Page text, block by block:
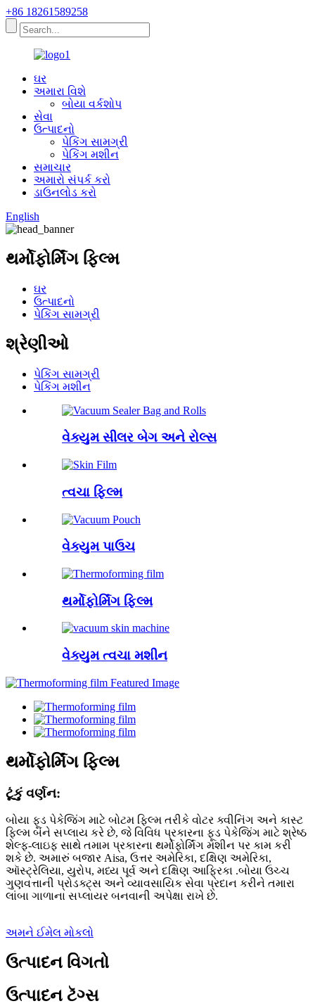
+86 18261589258
ઘર
અમારા વિશે
બોયા વર્કશોપ
સેવા
ઉત્પાદનો
પેકિંગ સામગ્રી
પેકિંગ મશીન
સમાચાર
અમારો સંપર્ક કરો
ડાઉનલોડ કરો
English
થર્મોફોર્મિંગ ફિલ્મ
ઘર
ઉત્પાદનો
પેકિંગ સામગ્રી
શ્રેણીઓ
પેકિંગ સામગ્રી
પેકિંગ મશીન
વેક્યુમ સીલર બેગ અને રોલ્સ
ત્વચા ફિલ્મ
વેક્યુમ પાઉચ
થર્મોફોર્મિંગ ફિલ્મ
વેક્યુમ ત્વચા મશીન
થર્મોફોર્મિંગ ફિલ્મ
ટૂંકું વર્ણન:
બોયા ફૂડ પેકેજિંગ માટે બોટમ ફિલ્મ તરીકે વોટર ક્વીનિંગ અને કાસ્ટ
ફિલ્મ બંને સપ્લાય કરે છે, જે વિવિધ પ્રકારના ફૂડ પેકેજિંગ માટે શ્રેષ્ઠ
શેલ્ફ-લાઇફ સાથે તમામ પ્રકારના થર્મોફોર્મિંગ મશીન પર કામ કરી
શકે છે. અમારું બજાર Aisa, ઉત્તર અમેરિકા, દક્ષિણ અમેરિકા,
ઑસ્ટ્રેલિયા, યુરોપ, મધ્ય પૂર્વ અને દક્ષિણ આફ્રિકા .બોયા ઉચ્ચ
ગુણવત્તાની પ્રોડક્ટ્સ અને વ્યાવસાયિક સેવા પ્રદાન કરીને તમારા
લાંબા ગાળાના સપ્લાયર બનવાની અપેક્ષા રાખે છે.
અમને ઈમેલ મોકલો
ઉત્પાદન વિગતો
ઉત્પાદન ટૅગ્સ